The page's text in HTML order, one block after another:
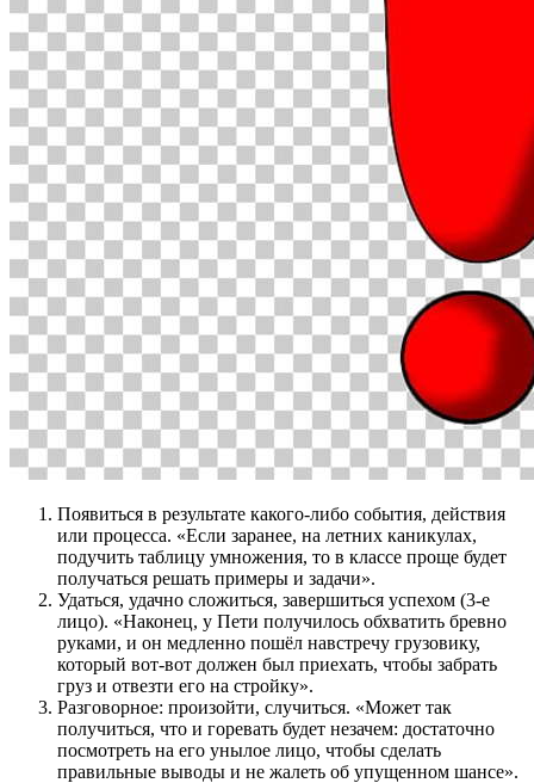
Появиться в результате какого-либо события, действия
или процесса. «Если заранее, на летних каникулах,
подучить таблицу умножения, то в классе проще будет
получаться решать примеры и задачи».
Удаться, удачно сложиться, завершиться успехом (3-е
лицо). «Наконец, у Пети получилось обхватить бревно
руками, и он медленно пошёл навстречу грузовику,
который вот-вот должен был приехать, чтобы забрать
груз и отвезти его на стройку».
Разговорное: произойти, случиться. «Может так
получиться, что и горевать будет незачем: достаточно
посмотреть на его унылое лицо, чтобы сделать
правильные выводы и не жалеть об упущенном шансе».